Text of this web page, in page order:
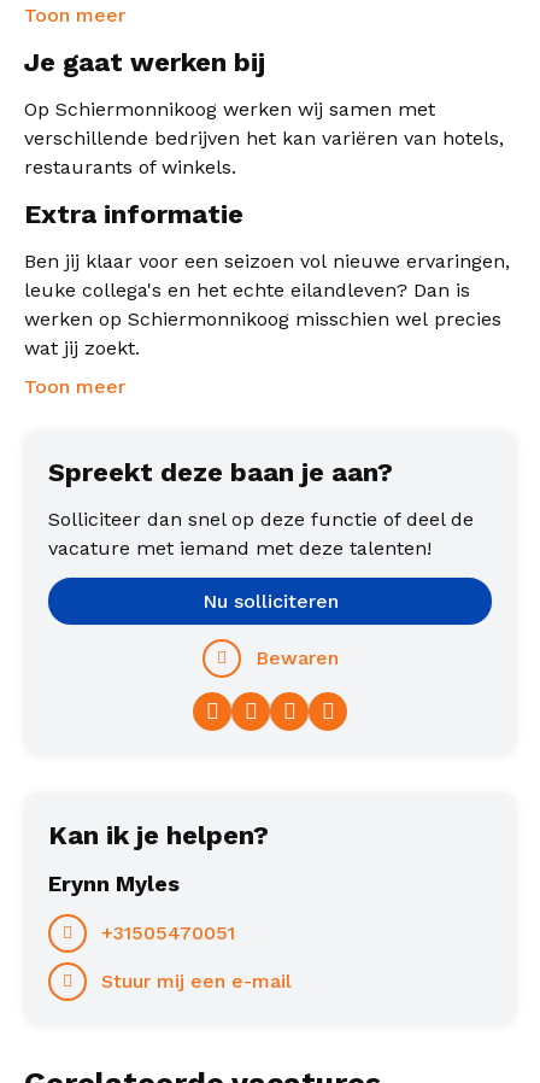
Toon meer
Je gaat werken bij
Op Schiermonnikoog werken wij samen met
verschillende bedrijven het kan variëren van hotels,
restaurants of winkels.
Extra informatie
Ben jij klaar voor een seizoen vol nieuwe ervaringen,
leuke collega's en het echte eilandleven? Dan is
werken op Schiermonnikoog misschien wel precies
wat jij zoekt.
Toon meer
Spreekt deze baan je aan?
Solliciteer dan snel op deze functie of deel de
vacature met iemand met deze talenten!
Facebook
TwitterLinkedIn
Nu solliciteren
Bewaren
Kan ik je helpen?
Erynn Myles
+31505470051
Stuur mij een e-mail